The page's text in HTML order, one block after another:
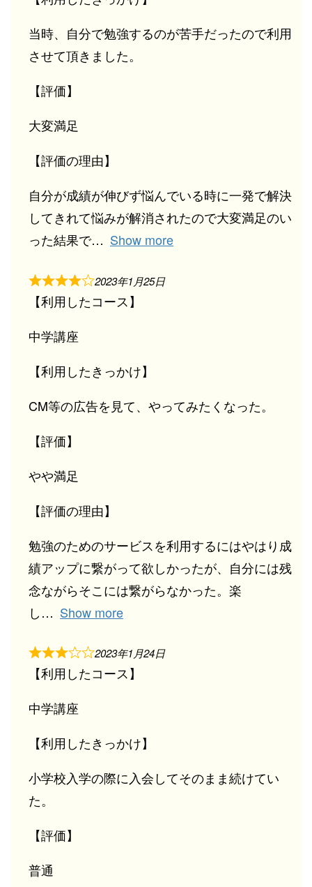
当時、自分で勉強するのが苦手だったので利用
させて頂きました。
【評価】
大変満足
【評価の理由】
自分が成績が伸びず悩んでいる時に一発で解決
してきれて悩みが解消されたので大変満足のい
った結果で
Show more
2023年1月25日
【利用したコース】
中学講座
【利用したきっかけ】
CM等の広告を見て、やってみたくなった。
【評価】
やや満足
【評価の理由】
勉強のためのサービスを利用するにはやはり成
績アップに繋がって欲しかったが、自分には残
念ながらそこには繋がらなかった。楽
し
Show more
2023年1月24日
【利用したコース】
中学講座
【利用したきっかけ】
小学校入学の際に入会してそのまま続けてい
た。
【評価】
普通